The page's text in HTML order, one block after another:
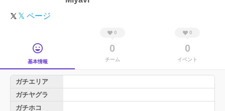
𝕏 ページ
基本情報
0
0
チーム
0
0
イベント
ガチエリア
ガチヤグラ
ガチホコ